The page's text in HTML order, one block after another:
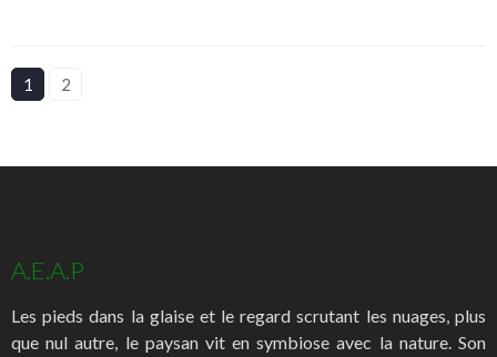
1 2
A.E.A.P
Les pieds dans la glaise et le regard scrutant les nuages, plus
que nul autre, le paysan vit en symbiose avec la nature. Son